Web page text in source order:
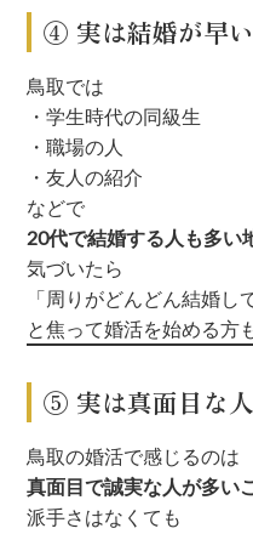
④ 実は結婚が早
鳥取では
・学生時代の同級生
・職場の人
・友人の紹介
などで
20代で結婚する人も多い
気づいたら
「周りがどんどん結婚し
と焦って婚活を始める方
⑤ 実は真面目な
鳥取の婚活で感じるのは
真面目で誠実な人が多い
派手さはなくても